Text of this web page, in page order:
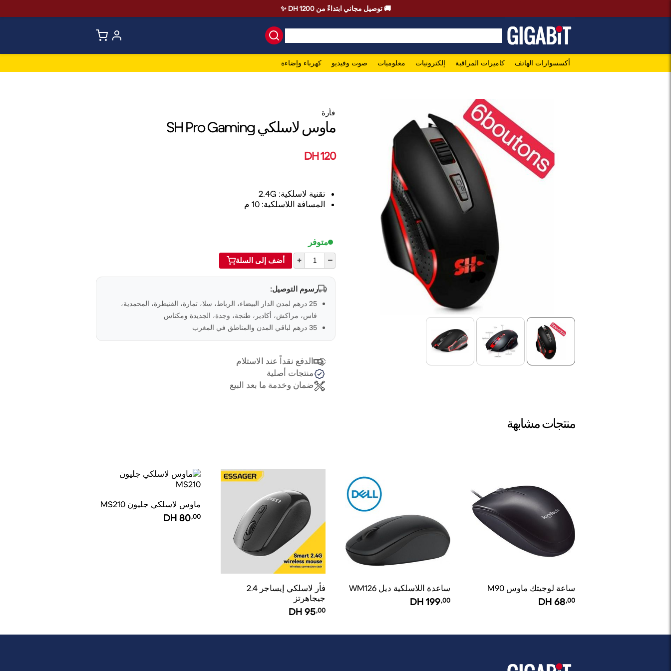
🚚 توصيل مجاني ابتداءً من 1200 DH ✨
أكسسوارات الهاتف كاميرات المراقبة إلكترونيات معلوميات صوت وفيديو كهرباء وإضاءة
فأرة
ماوس لاسلكي SH Pro Gaming
120 DH
تقنية لاسلكية: 2.4G
المسافة اللاسلكية: 10 م
متوفر
–
+ أضف إلى السلة
رسوم التوصيل:
25 درهم لمدن الدار البيضاء، الرباط، سلا، تمارة، القنيطرة، المحمدية،
فاس، مراكش، أكادير، طنجة، وجدة، الجديدة ومكناس
35 درهم لباقي المدن والمناطق في المغرب
الدفع نقداً عند الاستلام
منتجات أصلية
ضمان وخدمة ما بعد البيع
منتجات مشابهة
ساعة لوجيتك ماوس M90
68,00
ساعدة اللاسلكية ديل WM126
199,00
فأر لاسلكي إيساجر 2.4
جيجاهرتز
95,00
ماوس لاسلكي جليون MS210
80,00